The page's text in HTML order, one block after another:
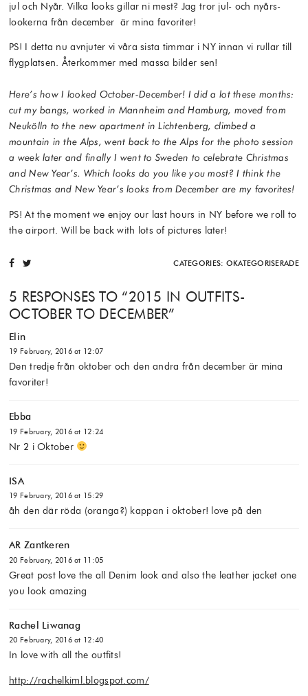
jul och Nyår. Vilka looks gillar ni mest? Jag tror jul- och nyårs-
lookerna från december är mina favoriter!
PS! I detta nu avnjuter vi våra sista timmar i NY innan vi rullar till
flygplatsen. Återkommer med massa bilder sen!
Here’s how I looked October-December! I did a lot these months:
cut my bangs, worked in Mannheim and Hamburg, moved from
Neukölln to the new apartment in Lichtenberg, climbed a
mountain in the Alps, went back to the Alps for the photo session
a week later and finally I went to Sweden to celebrate Christmas
and New Year’s. Which looks do you like you most? I think the
Christmas and New Year’s looks from December are my favorites!
PS! At the moment we enjoy our last hours in NY before we roll to
the airport. Will be back with lots of pictures later!
CATEGORIES: OKATEGORISERADE
5 RESPONSES TO “2015 IN OUTFITS-
OCTOBER TO DECEMBER”
Elin
19 February, 2016 at 12:07
Den tredje från oktober och den andra från december är mina
favoriter!
Ebba
19 February, 2016 at 12:24
Nr 2 i Oktober
ISA
19 February, 2016 at 15:29
åh den där röda (oranga?) kappan i oktober! love på den
AR Zantkeren
20 February, 2016 at 11:05
Great post love the all Denim look and also the leather jacket one
you look amazing
Rachel Liwanag
20 February, 2016 at 12:40
In love with all the outfits!
http://rachelkiml.blogspot.com/